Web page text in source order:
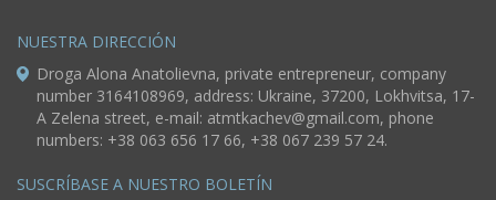
NUESTRA DIRECCIÓN
Droga Alona Anatolievna, private entrepreneur, company
number 3164108969, address: Ukraine, 37200, Lokhvitsa, 17-
A Zelena street, e-mail: atmtkachev@gmail.com, phone
numbers: +38 063 656 17 66, +38 067 239 57 24.
SUSCRÍBASE A NUESTRO BOLETÍN